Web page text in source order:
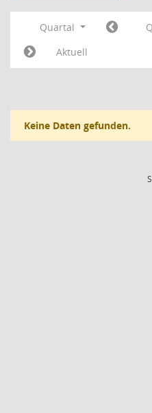
Quartal
Aktuell
Keine Daten gefunden.